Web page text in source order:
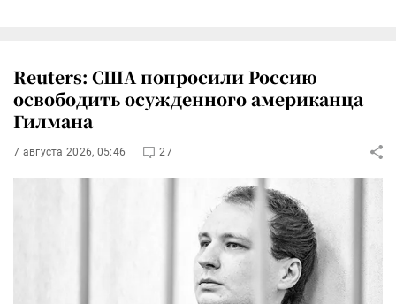
Reuters: США попросили Россию
освободить осужденного американца
Гилмана
7 августа 2026, 05:46 27